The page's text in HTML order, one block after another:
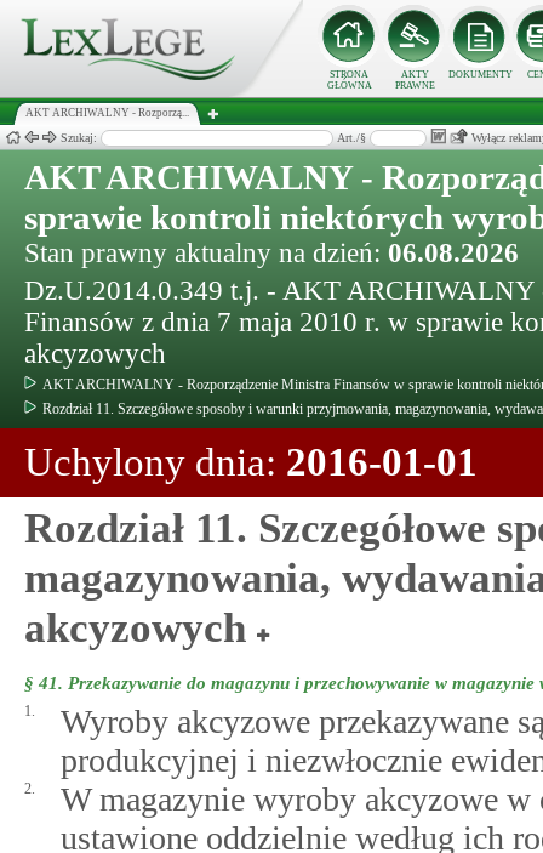
STRONA
GŁÓWNA
AKTY
PRAWNE
DOKUMENTY
AKT ARCHIWALNY - Rozporzą...
Szukaj: Art./§ Wyłącz
AKT ARCHIWALNY -
sprawie kontroli niektórych
Stan prawny aktualny na dzień: 06.08.2026
Dz.U.2014.0.349 t.j. - AKT ARCHIWALNY
Finansów z dnia 7 maja 2010 r. w sprawie
akcyzowych
AKT ARCHIWALNY - Rozporządzenie Ministra Finansów w sprawie kontroli
Rozdział 11. Szczegółowe sposoby i warunki przyjmowania, magazynowania,
Uchylony dnia: 2016-01-01
Rozdział 11. Szczegółowe
magazynowania,
akcyzowych
§ 41. Przekazywanie do magazynu i przechowywanie w
1.
Wyroby akcyzowe przekazywane
produkcyjnej i niezwłocznie
2.
W magazynie wyroby akcyzowe
ustawione oddzielnie według ich